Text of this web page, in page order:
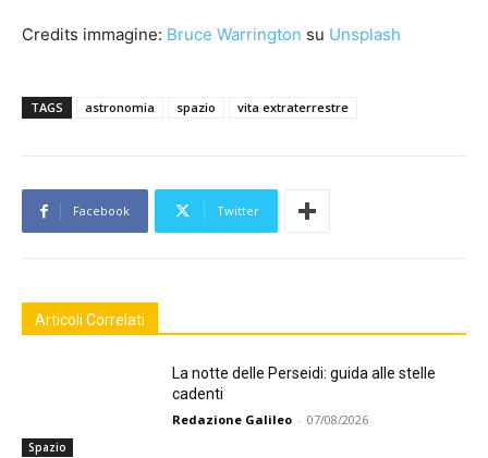
Credits immagine: Bruce Warrington su Unsplash
TAGS astronomia spazio vita extraterrestre
Facebook Twitter
Articoli Correlati
Spazio
La notte delle Perseidi: guida alle stelle
cadenti
Redazione Galileo - 07/08/2026